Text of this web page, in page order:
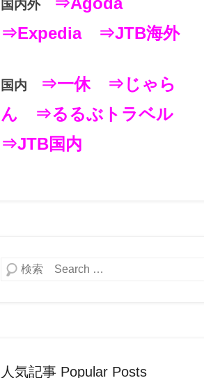
国内外
⇒Expedia
⇒JTB海外
国内 ⇒一休
⇒じゃら
ん
⇒るるぶトラベル
⇒JTB国内
検索
人気記事 Popular Posts